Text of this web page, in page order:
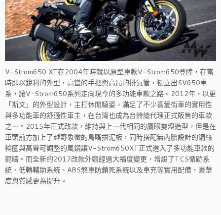
V-Strom650 XT在2004年時就以原型車款V-Strom650登陸，在當
時即以銳利的外型，高聳的手把與高昂的排氣管，獨立出SV650車
系，讓V-Strom650系列走向現今的多功能車款之路。2012年，以更
「斯文」的外型設計，主打休閒騎姿，滿足了不少喜愛街車的實用性
與多功能車的舒適性車主，在台灣也成為台鈴總代理正式販售的車款
之一。2015年正式改款，維持與上一代相同的鷹眼雙燈造型，但是在
車頭前方加上了越野象徵的鳥嘴擋泥板，同時搭配無內胎設計的鋼絲
輪圈與高聳可調整的風鏡讓V-Strom650XT正式進入了多功能車款的
範疇。而全新的2017改款外觀經過大福度變更，增設了TCS循跡系
統、低轉輔助系統、ABS煞車防鎖死系統以及車充等實用配備，豪華
度與質感更為提升。